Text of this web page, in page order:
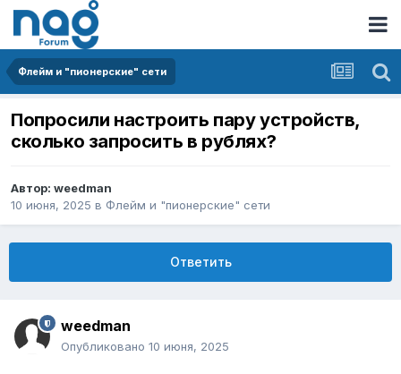
Флейм и "пионерские" сети
Попросили настроить пару устройств,
сколько запросить в рублях?
Автор: weedman
10 июня, 2025 в Флейм и "пионерские" сети
Ответить
weedman
Опубликовано 10 июня, 2025